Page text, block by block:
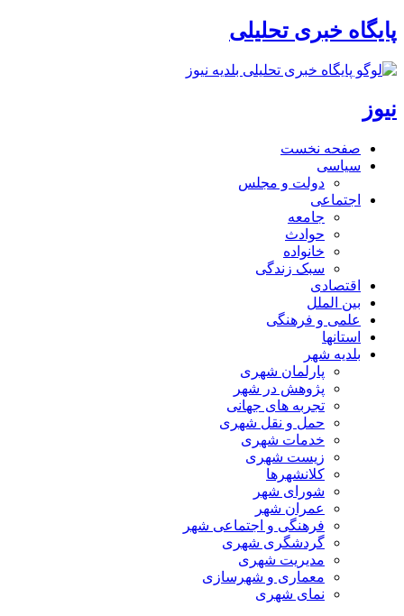
پایگاه خبری تحلیلی
نیوز
صفحه نخست
سیاسی
دولت و مجلس
اجتماعی
جامعه
حوادث
خانواده
سبک زندگی
اقتصادی
بین الملل
علمی و فرهنگی
استانها
بلدیه شهر
پارلمان شهری
پژوهش در شهر
تجربه های جهانی
حمل و نقل شهری
خدمات شهری
زیست شهری
کلانشهرها
شورای شهر
عمران شهر
فرهنگی و اجتماعی شهر
گردشگری شهری
مدیریت شهری
معماری و شهرسازی
نمای شهری